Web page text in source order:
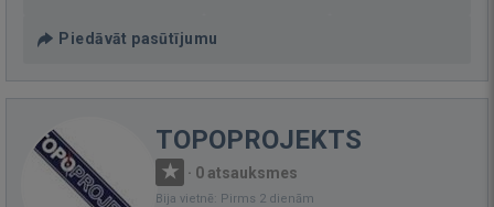
Piedāvāt pasūtījumu
TOPOPROJEKTS
· 0 atsauksmes
Bija vietnē: Pirms 2 dienām